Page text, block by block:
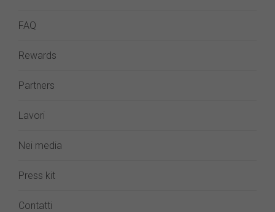
FAQ
Rewards
Partners
Lavori
Nei media
Press kit
Contatti